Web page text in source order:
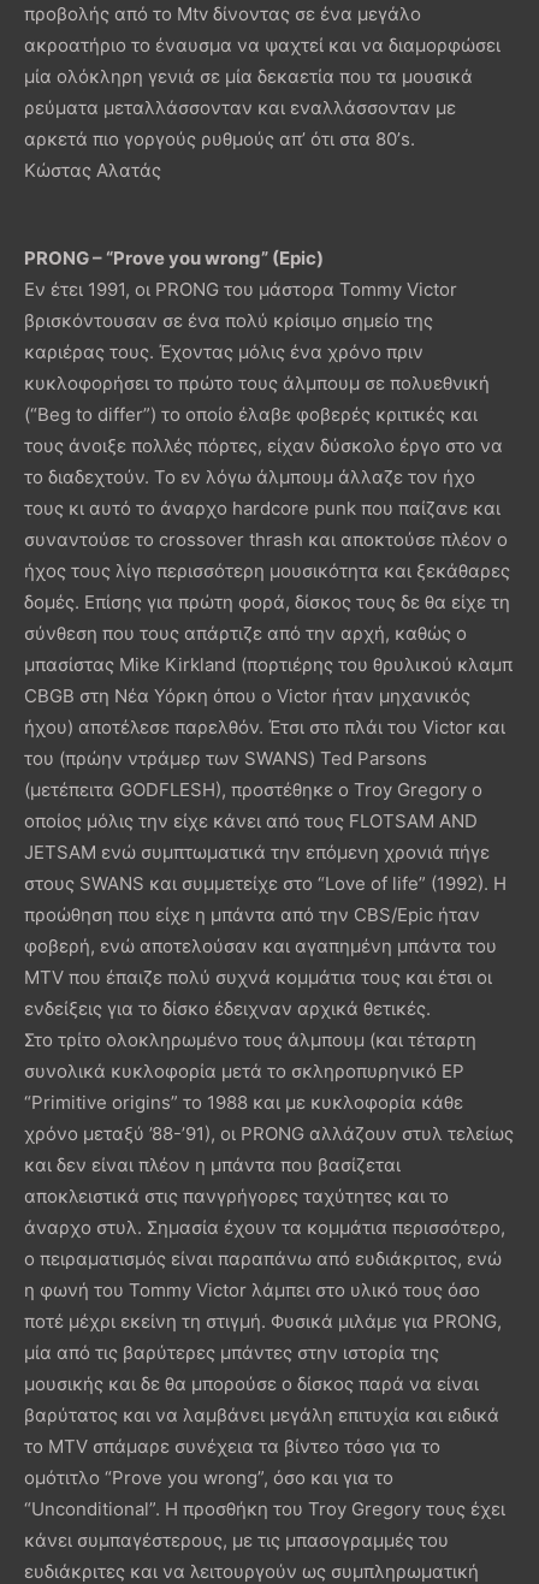
προβολής από το Mtv δίνοντας σε ένα μεγάλο
ακροατήριο το έναυσμα να ψαχτεί και να διαμορφώσει
μία ολόκληρη γενιά σε μία δεκαετία που τα μουσικά
ρεύματα μεταλλάσσονταν και εναλλάσσονταν με
αρκετά πιο γοργούς ρυθμούς απ’ ότι στα 80’s.
Κώστας Αλατάς
PRONG – “Prove you wrong” (Epic)
Εν έτει 1991, οι PRONG του μάστορα Tommy Victor
βρισκόντουσαν σε ένα πολύ κρίσιμο σημείο της
καριέρας τους. Έχοντας μόλις ένα χρόνο πριν
κυκλοφορήσει το πρώτο τους άλμπουμ σε πολυεθνική
(“Beg to differ”) το οποίο έλαβε φοβερές κριτικές και
τους άνοιξε πολλές πόρτες, είχαν δύσκολο έργο στο να
το διαδεχτούν. Το εν λόγω άλμπουμ άλλαζε τον ήχο
τους κι αυτό το άναρχο hardcore punk που παίζανε και
συναντούσε το crossover thrash και αποκτούσε πλέον ο
ήχος τους λίγο περισσότερη μουσικότητα και ξεκάθαρες
δομές. Επίσης για πρώτη φορά, δίσκος τους δε θα είχε τη
σύνθεση που τους απάρτιζε από την αρχή, καθώς ο
μπασίστας Mike Kirkland (πορτιέρης του θρυλικού κλαμπ
CBGB στη Νέα Υόρκη όπου ο Victor ήταν μηχανικός
ήχου) αποτέλεσε παρελθόν. Έτσι στο πλάι του Victor και
του (πρώην ντράμερ των SWANS) Ted Parsons
(μετέπειτα GODFLESH), προστέθηκε ο Troy Gregory o
οποίος μόλις την είχε κάνει από τους FLOTSAM AND
JETSAM ενώ συμπτωματικά την επόμενη χρονιά πήγε
στους SWANS και συμμετείχε στο “Love of life” (1992). Η
προώθηση που είχε η μπάντα από την CBS/Epic ήταν
φοβερή, ενώ αποτελούσαν και αγαπημένη μπάντα του
MTV που έπαιζε πολύ συχνά κομμάτια τους και έτσι οι
ενδείξεις για το δίσκο έδειχναν αρχικά θετικές.
Στο τρίτο ολοκληρωμένο τους άλμπουμ (και τέταρτη
συνολικά κυκλοφορία μετά το σκληροπυρηνικό ΕΡ
“Primitive origins” το 1988 και με κυκλοφορία κάθε
χρόνο μεταξύ ’88-’91), οι PRONG αλλάζουν στυλ τελείως
και δεν είναι πλέον η μπάντα που βασίζεται
αποκλειστικά στις πανγρήγορες ταχύτητες και το
άναρχο στυλ. Σημασία έχουν τα κομμάτια περισσότερο,
ο πειραματισμός είναι παραπάνω από ευδιάκριτος, ενώ
η φωνή του Tommy Victor λάμπει στο υλικό τους όσο
ποτέ μέχρι εκείνη τη στιγμή. Φυσικά μιλάμε για PRONG,
μία από τις βαρύτερες μπάντες στην ιστορία της
μουσικής και δε θα μπορούσε ο δίσκος παρά να είναι
βαρύτατος και να λαμβάνει μεγάλη επιτυχία και ειδικά
το MTV σπάμαρε συνέχεια τα βίντεο τόσο για το
ομότιτλο “Prove you wrong”, όσο και για το
“Unconditional”. Η προσθήκη του Troy Gregory τους έχει
κάνει συμπαγέστερους, με τις μπασογραμμές του
ευδιάκριτες και να λειτουργούν ως συμπληρωματική